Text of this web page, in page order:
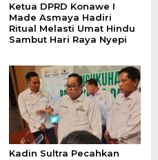
Ketua DPRD Konawe I
Made Asmaya Hadiri
Ritual Melasti Umat Hindu
Sambut Hari Raya Nyepi
Kadin Sultra Pecahkan